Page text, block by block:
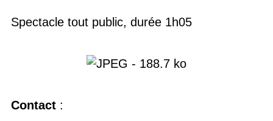
Spectacle tout public, durée 1h05
Contact: